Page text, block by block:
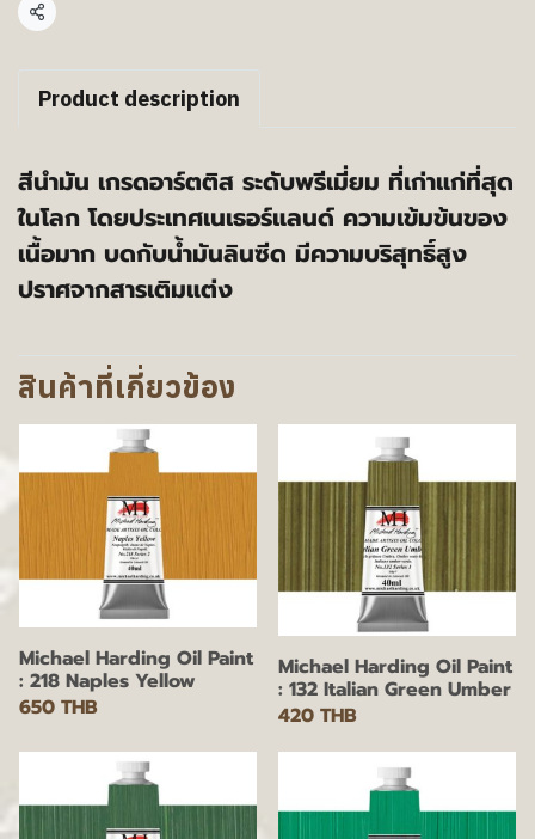
แชร์
Product description
สีนำมัน เกรดอาร์ตติส ระดับพรีเมี่ยม ที่เก่าแก่ที่สุด
ในโลก โดยประเทศเนเธอร์แลนด์ ความเข้มข้นของ
เนื้อมาก บดกับน้ำมันลินซีด มีความบริสุทธิ์สูง
ปราศจากสารเติมแต่ง
สินค้าที่เกี่ยวข้อง
Michael Harding Oil Paint
: 218 Naples Yellow
650 THB
Michael Harding Oil Paint
: 132 Italian Green Umber
420 THB